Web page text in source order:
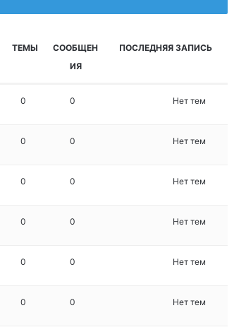
ТЕМЫ
СООБЩЕН
ИЯ
ПОСЛЕДНЯЯ ЗАПИСЬ
0 0 Нет тем
0 0 Нет тем
0 0 Нет тем
0 0 Нет тем
0 0 Нет тем
0 0 Нет тем